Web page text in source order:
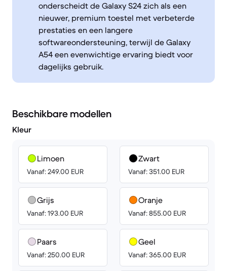
onderscheidt de Galaxy S24 zich als een
nieuwer, premium toestel met verbeterde
prestaties en een langere
softwareondersteuning, terwijl de Galaxy
A54 een evenwichtige ervaring biedt voor
dagelijks gebruik.
Beschikbare modellen
Kleur
Limoen
Vanaf: 249.00 EUR
Grijs
Vanaf: 193.00 EUR
Paars
Vanaf: 250.00 EUR
Zwart
Vanaf: 351.00 EUR
Oranje
Vanaf: 855.00 EUR
Geel
Vanaf: 365.00 EUR